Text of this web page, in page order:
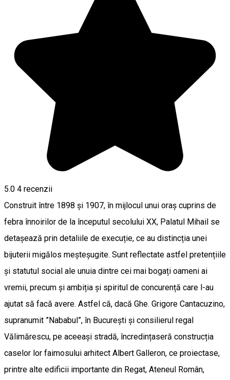
5.0 4 recenzii
Construit între 1898 și 1907, în mijlocul unui oraș cuprins de
febra înnoirilor de la începutul secolului XX, Palatul Mihail se
detașează prin detaliile de execuție, ce au distincția unei
bijuterii migălos meșteșugite. Sunt reflectate astfel pretențiile
și statutul social ale unuia dintre cei mai bogați oameni ai
vremii, precum și ambiția și spiritul de concurență care l-au
ajutat să facă avere. Astfel că, dacă Ghe. Grigore Cantacuzino,
supranumit ”Nababul”, în București și consilierul regal
Vălimărescu, pe aceeași stradă, încredințaseră construcția
caselor lor faimosului arhitect Albert Galleron, ce proiectase,
printre alte edificii importante din Regat, Ateneul Român,